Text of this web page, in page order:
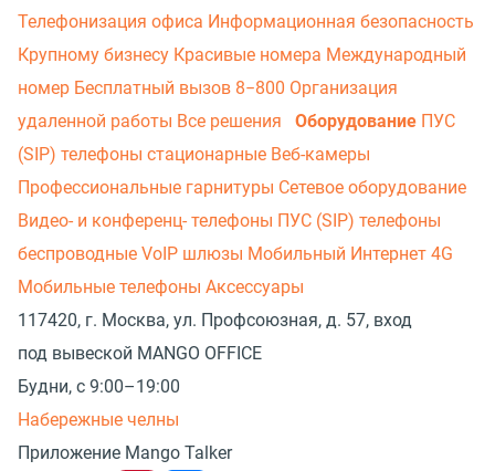
Телефонизация офиса Информационная безопасность
Крупному бизнесу Красивые номера Международный
номер Бесплатный вызов 8−800 Организация
удаленной работы Все решения Оборудование ПУС
(SIP) телефоны стационарные Веб-камеры
Профессиональные гарнитуры Сетевое оборудование
Видео- и конференц- телефоны ПУС (SIP) телефоны
беспроводные VoIP шлюзы Мобильный Интернет 4G
Мобильные телефоны Аксессуары
117420, г. Москва, ул. Профсоюзная, д. 57, вход
под вывеской MANGO OFFICE
Будни, с 9:00–19:00
Набережные челны
Приложение Mango Talker